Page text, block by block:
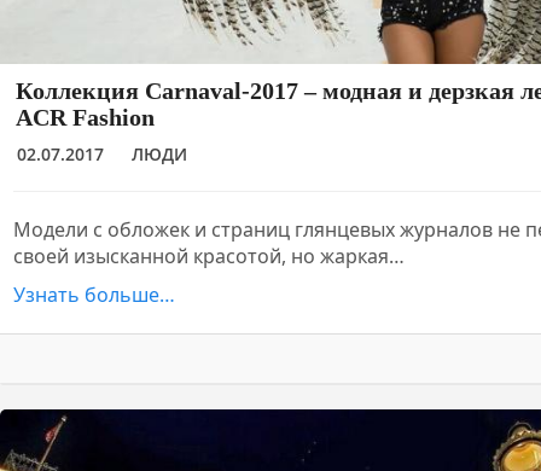
Коллекция Carnaval-2017 – модная и дерзкая
ACR Fashion
02.07.2017 ЛЮДИ
Модели с обложек и страниц глянцевых журналов не
своей изысканной красотой, но жаркая…
Узнать больше…